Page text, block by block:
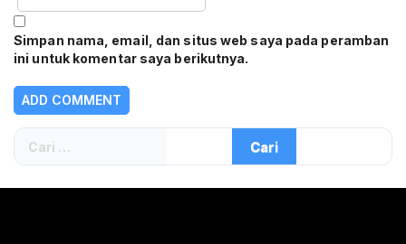
Simpan nama, email, dan situs web saya pada peramban
ini untuk komentar saya berikutnya.
Cari
untuk: